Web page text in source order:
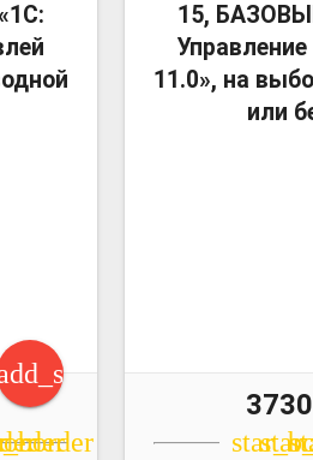
15,
11.0», на
или